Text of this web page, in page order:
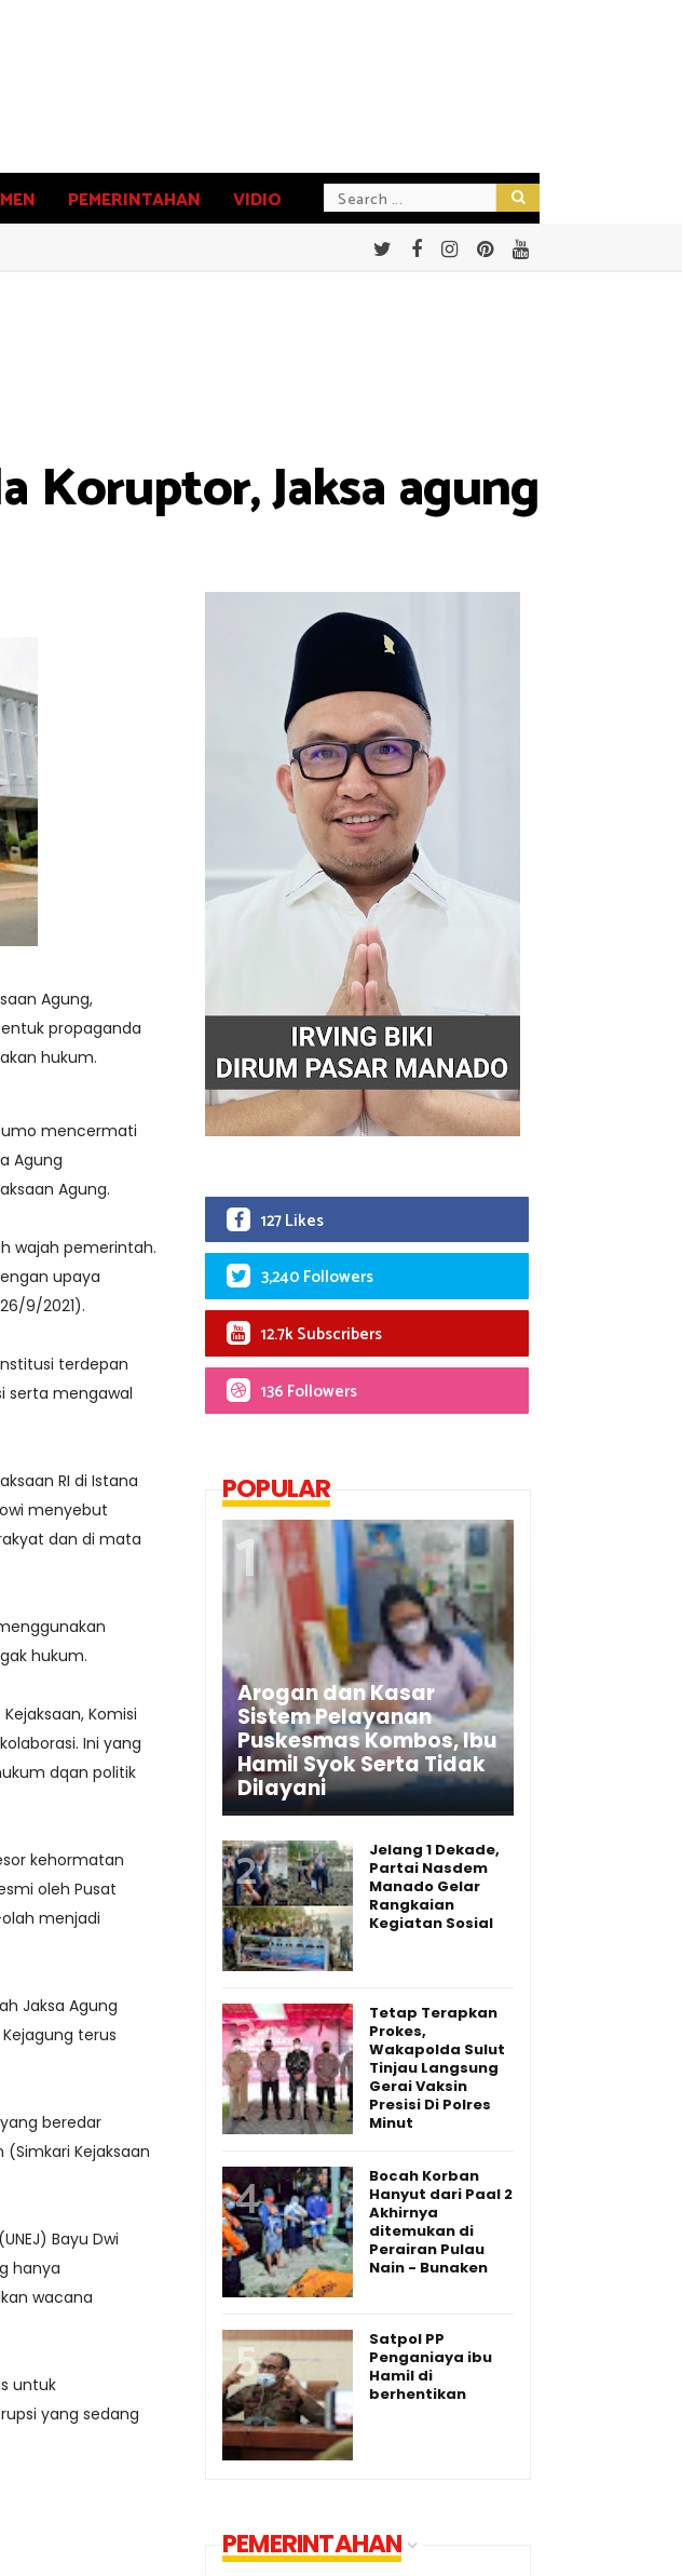
PEMERINTAHAN VIDIO
Koruptor, Jaksa agung
Agung,
propaganda
hukum.
mencermati
Agung
Agung.
wajah pemerintah.
upaya
9/2021).
terdepan
serta mengawal
RI di Istana
menyebut
dan di mata
hukum.
Komisi
Ini yang
dqan politik
kehormatan
oleh Pusat
menjadi
Jaksa Agung
terus
beredar
Kejaksaan
Bayu Dwi
hanya
wacana
untuk
yang sedang
127 Likes
3,240 Followers
12.7k Subscribers
136 Followers
POPULAR
Arogan dan Kasar
Sistem Pelayanan
Puskesmas Kombos, Ibu
Hamil Syok Serta Tidak
Dilayani
Jelang 1 Dekade,
Partai Nasdem
Manado Gelar
Rangkaian
Kegiatan Sosial
Tetap Terapkan
Prokes,
Wakapolda Sulut
Tinjau Langsung
Gerai Vaksin
Presisi Di Polres
Minut
Bocah Korban
Hanyut dari Paal 2
Akhirnya
ditemukan di
Perairan Pulau
Nain - Bunaken
Satpol PP
Penganiaya ibu
Hamil di
berhentikan
PEMERINTAHAN